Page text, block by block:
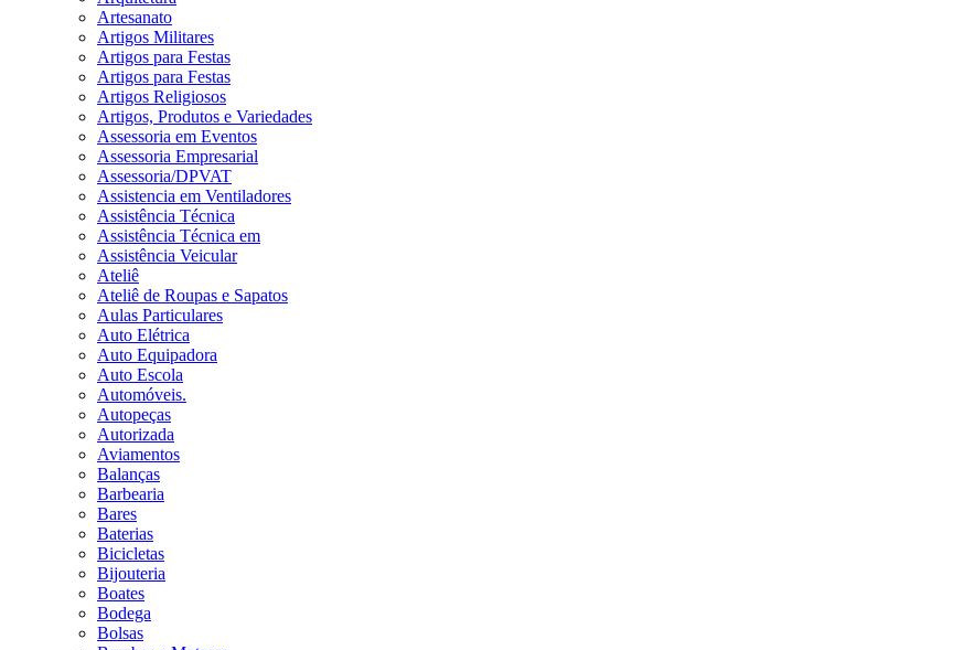
Artesanato
Artigos Militares
Artigos para Festas
Artigos para Festas
Artigos Religiosos
Artigos, Produtos e Variedades
Assessoria em Eventos
Assessoria Empresarial
Assessoria/DPVAT
Assistencia em Ventiladores
Assistência Técnica
Assistência Técnica em
Assistência Veicular
Ateliê
Ateliê de Roupas e Sapatos
Aulas Particulares
Auto Elétrica
Auto Equipadora
Auto Escola
Automóveis.
Autopeças
Autorizada
Aviamentos
Balanças
Barbearia
Bares
Baterias
Bicicletas
Bijouteria
Boates
Bodega
Bolsas